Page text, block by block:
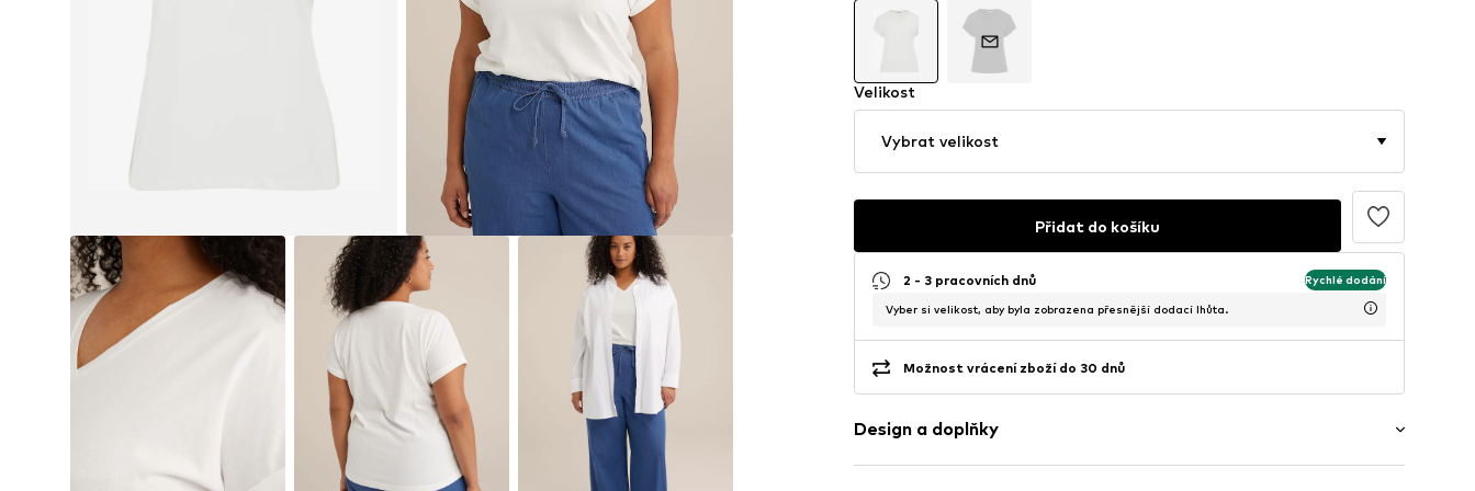
Velikost
Vybrat velikost
Přidat do košíku
2 - 3 pracovních dnů Rychlé dodání
Vyber si velikost, aby byla zobrazena přesnější dodací lhůta.
Možnost vrácení zboží do 30 dnů
Design a doplňky